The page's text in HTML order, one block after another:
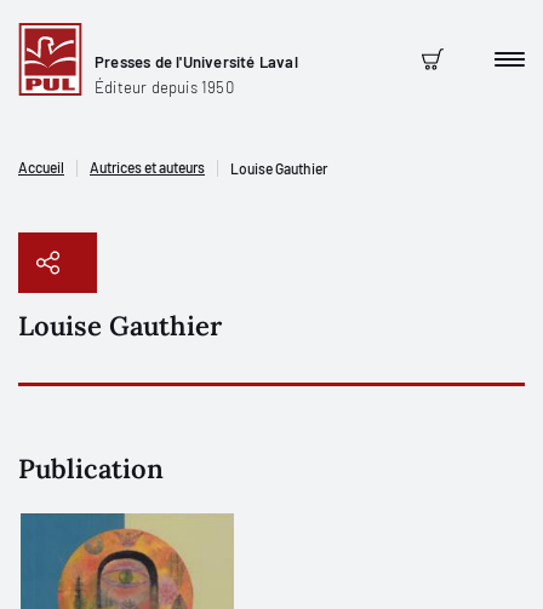
Presses de l'Université Laval
Éditeur depuis 1950
Panier
Accueil Autrices et auteurs Louise Gauthier
Louise Gauthier
Publication